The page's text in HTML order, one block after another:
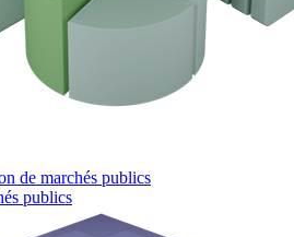
de marchés publics
publics